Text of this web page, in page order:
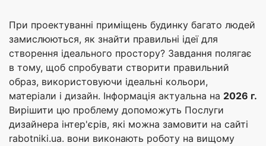
При проектуванні приміщень будинку багато людей
замислюються, як знайти правильні ідеї для
створення ідеального простору? Завдання полягає
в тому, щоб спробувати створити правильний
образ, використовуючи ідеальні кольори,
матеріали і дизайн. Інформація актуальна на 2026 г.
Вирішити цю проблему допоможуть Послуги
дизайнера інтер'єрів, які можна замовити на сайті
rabotniki.ua. вони виконають роботу на вищому